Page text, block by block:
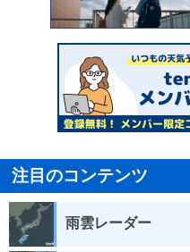
注目のコンテンツ
雨雲レーダー